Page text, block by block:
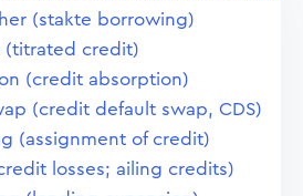
(stakte borrowing)
(titrated credit)
(credit absorption)
(credit default swap, CDS)
(assignment of credit)
losses; ailing credits)